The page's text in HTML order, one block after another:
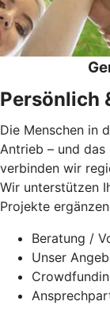
Persönlich
Die Menschen in
Antrieb – und das
verbinden wir
Wir unterstützen
Projekte
Beratung /
Unser